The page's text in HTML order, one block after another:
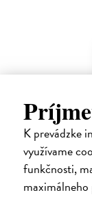
K prevádzke
využívame
funkčnosti,